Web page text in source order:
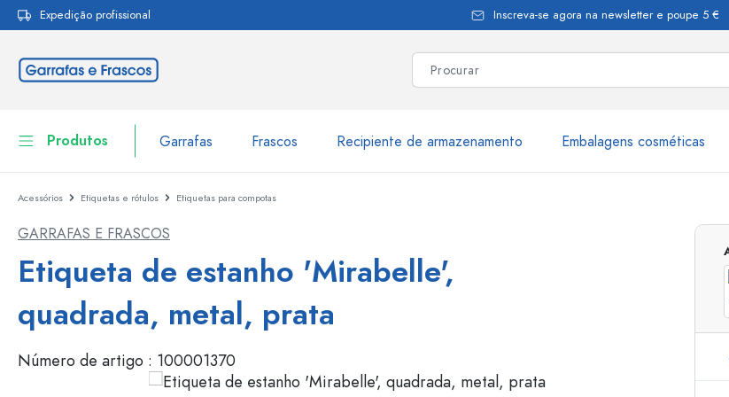
Saltar para a navegação principal
Expedição profissional Inscreva-se agora na newsletter e poupe 5 €
Produtos Garrafas Frascos Recipiente de armazenamento Embalagens cosméticas
Garrafas
Recipiente de armazenamento
Louça de mesa
Embalagens cosméticas
Ir para categoria Garrafas
Garrafas por marca
Garrafas WECK
Garrafas por função
Garrafas com tampa mecânica
Frascos de pulverização
Acessórios Etiquetas e rótulos Etiquetas para compotas
GARRAFAS E FRASCOS
Etiqueta de estanho 'Mirabelle',
quadrada, metal, prata
Número de artigo : 100001370